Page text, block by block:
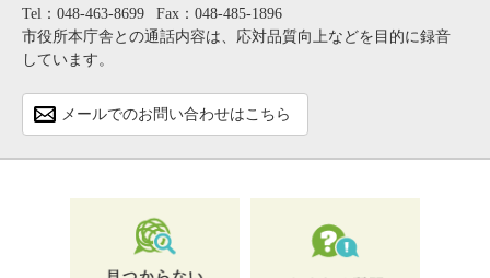
Tel：048-463-8699
Fax：048-485-1896
市役所本庁舎との通話内容は、応対品質向上などを目的に録音
しています。
メールでのお問い合わせはこちら